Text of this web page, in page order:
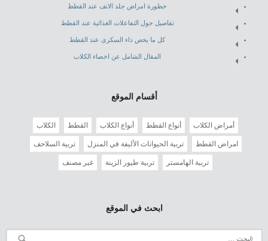
خطورة امراض جلد الانف عند القطط
تفاصيل حول التفاعلات الغذائية عند القطط
كل ما يخص داء السكرى عند القطط
المقال الشامل عن اخصاء الكلاب
أقسام الموقع
أمراض الكلاب أنواع القطط أنواع الكلاب القطط الكلاب
امراض القطط تربية الحيوانات الأليفة في المنزل تربية السلاحف
تربية الهامستر تربية طيور الزينة غير مصنف
ابحث في الموقع